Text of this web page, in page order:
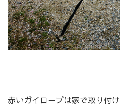
赤いガイロープは家で取り付け